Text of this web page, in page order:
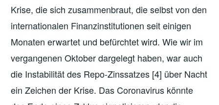
Krise, die sich zusammenbraut, die selbst von den
internationalen Finanzinstitutionen seit einigen
Monaten erwartet und befürchtet wird. Wie wir im
vergangenen Oktober dargelegt haben, war auch
die Instabilität des Repo-Zinssatzes [4] über Nacht
ein Zeichen der Krise. Das Coronavirus könnte